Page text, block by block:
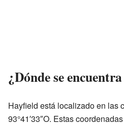
¿Dónde se
Hayfield está localizado en las
93°41′33″O. Estas